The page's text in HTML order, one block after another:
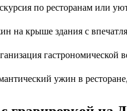
по ресторанам или
на крыше здания с
ужин в